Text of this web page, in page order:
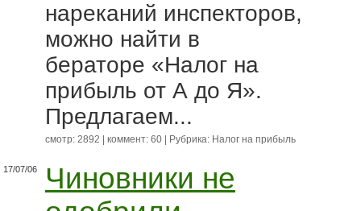
нареканий инспекторов,
можно найти в
бераторе «Налог на
прибыль от А до Я».
Предлагаем...
смотр: 2892 | коммент: 60 | Рубрика: Налог на прибыль
17/07/06
Чиновники не